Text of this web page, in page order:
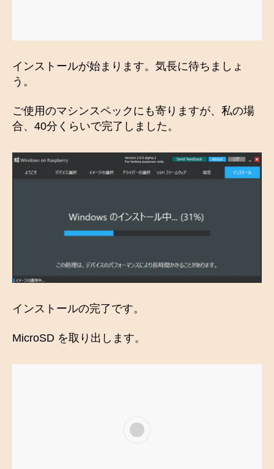
インストールが始まります。気長に待ちましょ
う。
ご使用のマシンスペックにも寄りますが、私の場
合、40分くらいで完了しました。
インストールの完了です。
MicroSD を取り出します。